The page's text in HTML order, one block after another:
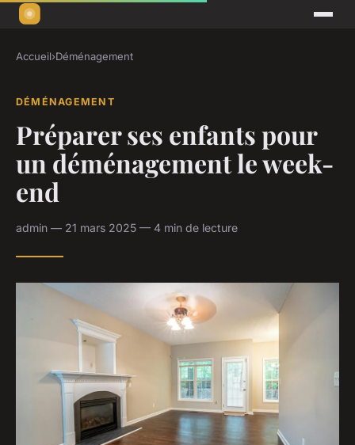
Accueil›Déménagement
DÉMÉNAGEMENT
Préparer ses enfants pour
un déménagement le week-
end
admin — 21 mars 2025 — 4 min de lecture